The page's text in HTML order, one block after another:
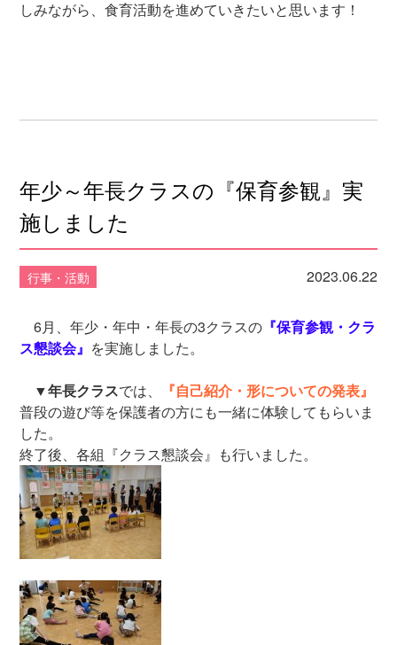
しみながら、食育活動を進めていきたいと思います！
年少～年長クラスの『保育参観』実
施しました
行事・活動 2023.06.22
6月、年少・年中・年長の3クラスの 『保育参観・クラ
ス懇談会』 を実施しました。
▼年長クラスでは、
『自己紹介・形についての発表』
普段の遊び等を保護者の方にも一緒に体験してもらいま
した。
終了後、各組『クラス懇談会』も行いました。